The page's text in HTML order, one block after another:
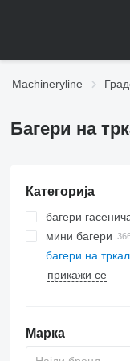
Machineryline
Багери на
Категорија
багери
мини багери
багери на
прикажи се
Марка